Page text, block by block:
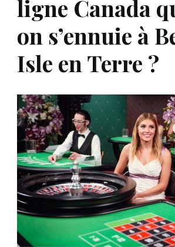
ligne Canada
on s’ennuie à
Isle en Terre ?